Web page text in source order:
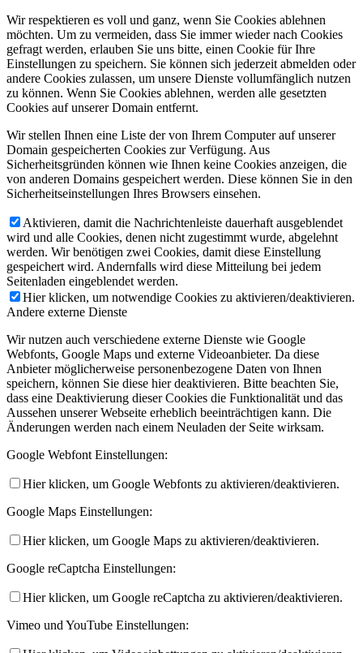
Wir respektieren es voll und ganz, wenn Sie Cookies ablehnen
möchten. Um zu vermeiden, dass Sie immer wieder nach Cookies
gefragt werden, erlauben Sie uns bitte, einen Cookie für Ihre
Einstellungen zu speichern. Sie können sich jederzeit abmelden oder
andere Cookies zulassen, um unsere Dienste vollumfänglich nutzen
zu können. Wenn Sie Cookies ablehnen, werden alle gesetzten
Cookies auf unserer Domain entfernt.
Wir stellen Ihnen eine Liste der von Ihrem Computer auf unserer
Domain gespeicherten Cookies zur Verfügung. Aus
Sicherheitsgründen können wie Ihnen keine Cookies anzeigen, die
von anderen Domains gespeichert werden. Diese können Sie in den
Sicherheitseinstellungen Ihres Browsers einsehen.
Aktivieren, damit die Nachrichtenleiste dauerhaft ausgeblendet
wird und alle Cookies, denen nicht zugestimmt wurde, abgelehnt
werden. Wir benötigen zwei Cookies, damit diese Einstellung
gespeichert wird. Andernfalls wird diese Mitteilung bei jedem
Seitenladen eingeblendet werden.
Hier klicken, um notwendige Cookies zu aktivieren/deaktivieren.
Andere externe Dienste
Wir nutzen auch verschiedene externe Dienste wie Google
Webfonts, Google Maps und externe Videoanbieter. Da diese
Anbieter möglicherweise personenbezogene Daten von Ihnen
speichern, können Sie diese hier deaktivieren. Bitte beachten Sie,
dass eine Deaktivierung dieser Cookies die Funktionalität und das
Aussehen unserer Webseite erheblich beeinträchtigen kann. Die
Änderungen werden nach einem Neuladen der Seite wirksam.
Google Webfont Einstellungen:
Hier klicken, um Google Webfonts zu aktivieren/deaktivieren.
Google Maps Einstellungen:
Hier klicken, um Google Maps zu aktivieren/deaktivieren.
Google reCaptcha Einstellungen:
Hier klicken, um Google reCaptcha zu aktivieren/deaktivieren.
Vimeo und YouTube Einstellungen: